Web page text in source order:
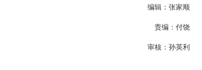
编辑：张家顺
责编：付饶
审核：孙英利